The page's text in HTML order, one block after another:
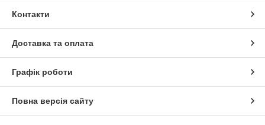
Контакти
Доставка та оплата
Графік роботи
Повна версія сайту